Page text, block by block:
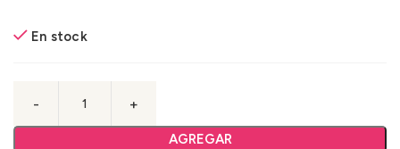
En stock
AGREGAR